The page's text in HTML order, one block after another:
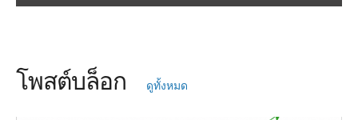
โพสต์บล็อก ดูทั้งหมด